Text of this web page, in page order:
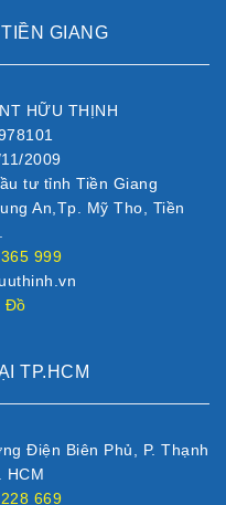
GIANG
HỮU THỊNH
2009
tư tỉnh Tiền Giang
An,Tp. Mỹ Tho, Tiền
999
Đồ
TP.HCM
Điện Biên Phủ, P. Thạnh
HCM
669